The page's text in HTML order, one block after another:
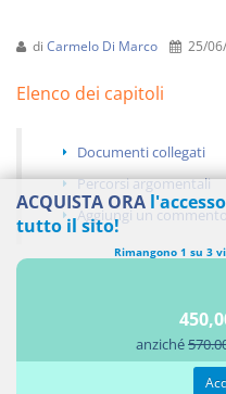
di Carmelo Di Marco 25/
Elenco dei capitoli
Documenti collegati
Percorsi argomentali
Aggiungi un commento
Nella prassi, il pagamento della
mediante utilizzo di contanti, o
che tale passaggio di denaro
riguardo, che la normativa in
ACQUISTA ORA l'accesso
tutto il sito!
Rimangono 1 su 3
anziché